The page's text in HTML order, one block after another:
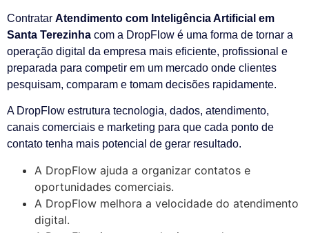
Contratar Atendimento com Inteligência Artificial em
Santa Terezinha com a DropFlow é uma forma de tornar a
operação digital da empresa mais eficiente, profissional e
preparada para competir em um mercado onde clientes
pesquisam, comparam e tomam decisões rapidamente.
A DropFlow estrutura tecnologia, dados, atendimento,
canais comerciais e marketing para que cada ponto de
contato tenha mais potencial de gerar resultado.
A DropFlow ajuda a organizar contatos e
oportunidades comerciais.
A DropFlow melhora a velocidade do atendimento
digital.